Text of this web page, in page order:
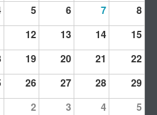
5 6 7
8
12 13 14
15
19 20 21
22
26 27 28
29
2 3 4 5